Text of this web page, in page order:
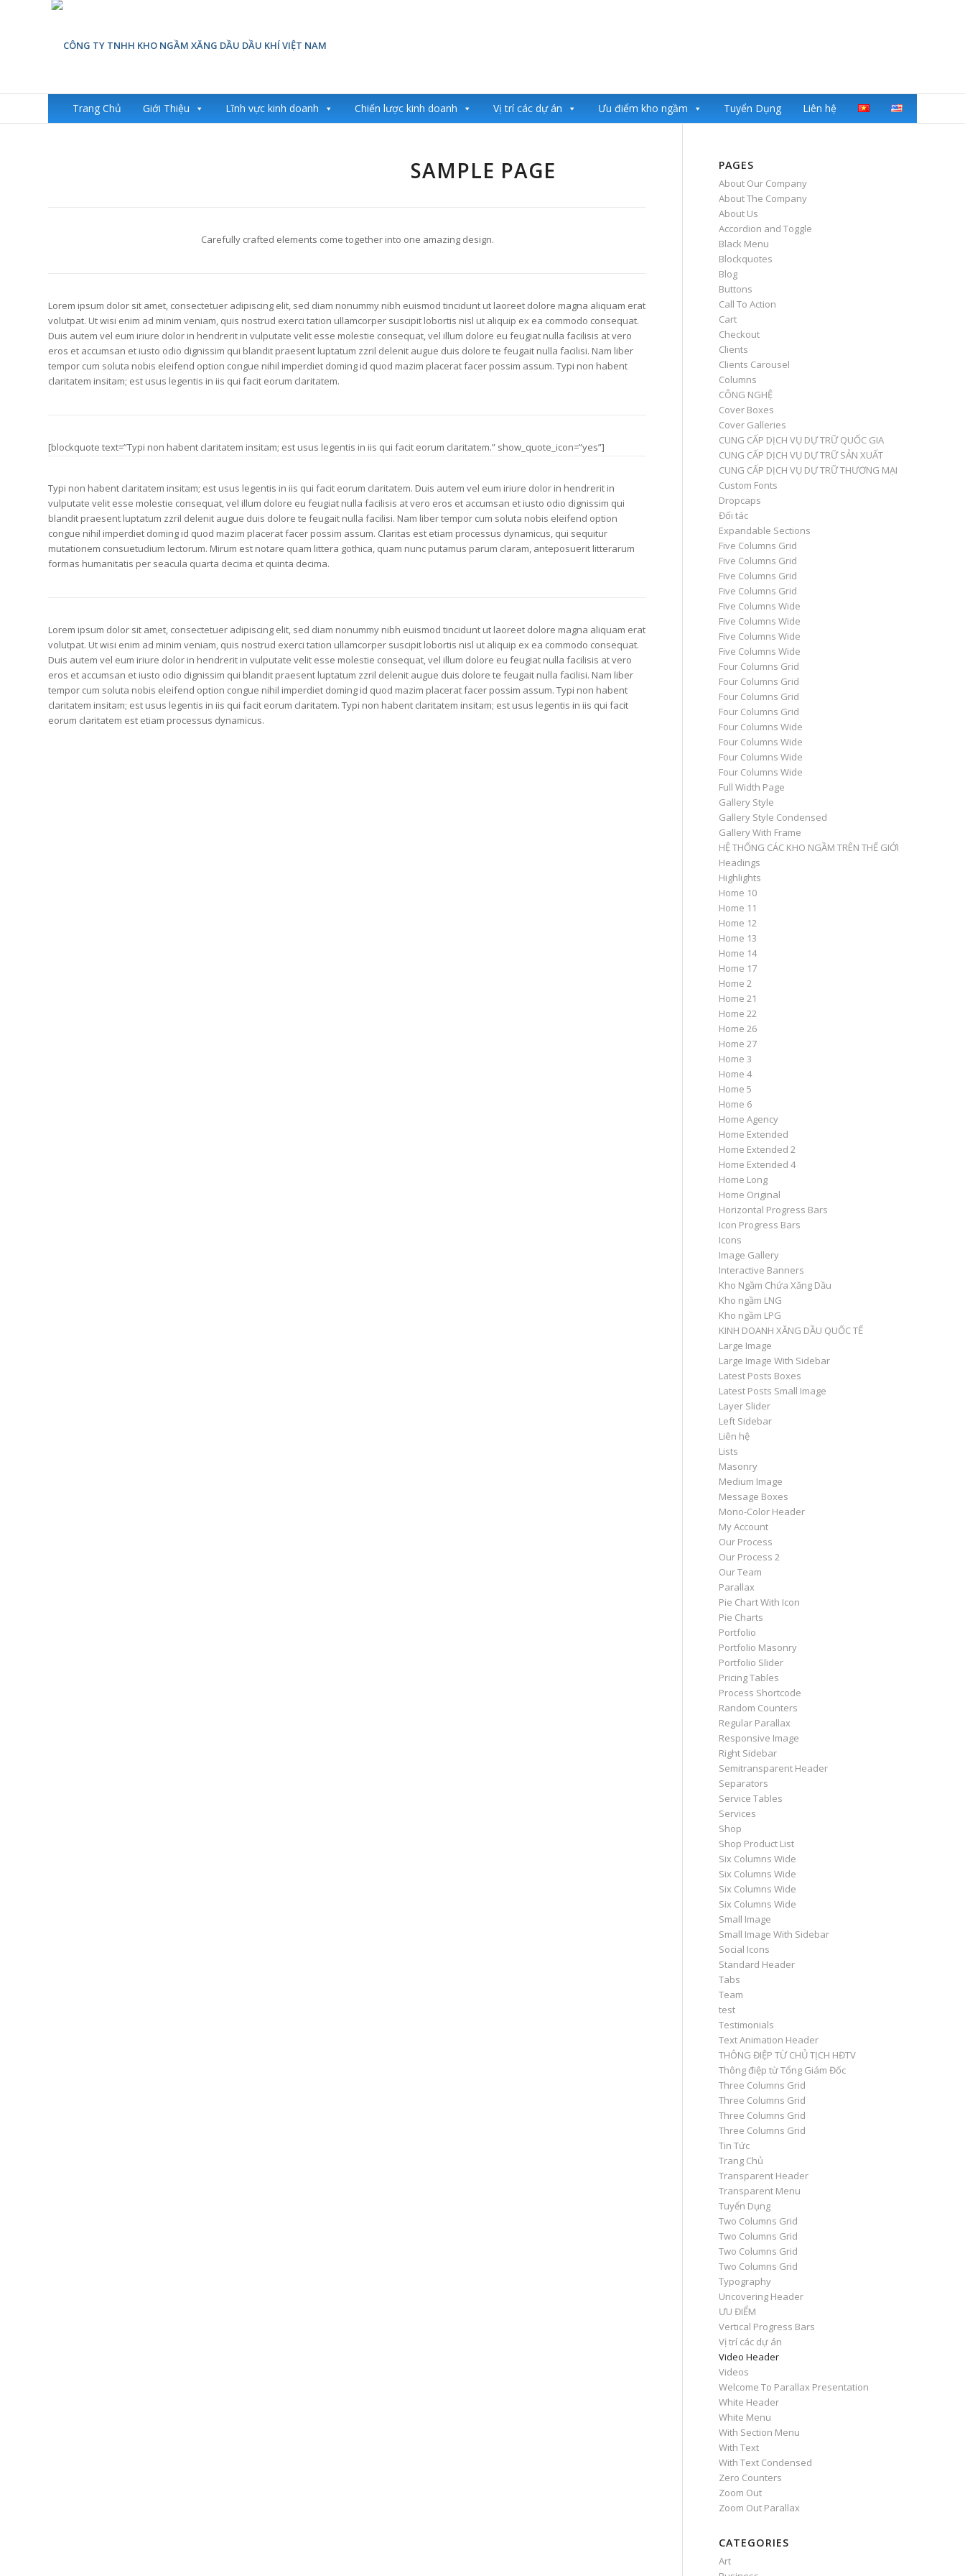
Trang Chủ Giới Thiệu Lĩnh vực kinh doanh Chiến lược kinh doanh Vị trí các dự án Ưu điểm kho ngầm Tuyển Dụng Liên hệ
SAMPLE PAGE
Carefully crafted elements come together into one amazing design.
Lorem ipsum dolor sit amet, consectetuer adipiscing elit, sed diam nonummy nibh euismod tincidunt ut laoreet dolore magna aliquam erat
volutpat. Ut wisi enim ad minim veniam, quis nostrud exerci tation ullamcorper suscipit lobortis nisl ut aliquip ex ea commodo consequat.
Duis autem vel eum iriure dolor in hendrerit in vulputate velit esse molestie consequat, vel illum dolore eu feugiat nulla facilisis at vero
eros et accumsan et iusto odio dignissim qui blandit praesent luptatum zzril delenit augue duis dolore te feugait nulla facilisi. Nam liber
tempor cum soluta nobis eleifend option congue nihil imperdiet doming id quod mazim placerat facer possim assum. Typi non habent
claritatem insitam; est usus legentis in iis qui facit eorum claritatem.
[blockquote text=”Typi non habent claritatem insitam; est usus legentis in iis qui facit eorum claritatem.” show_quote_icon=”yes”]
Typi non habent claritatem insitam; est usus legentis in iis qui facit eorum claritatem. Duis autem vel eum iriure dolor in hendrerit in
vulputate velit esse molestie consequat, vel illum dolore eu feugiat nulla facilisis at vero eros et accumsan et iusto odio dignissim qui
blandit praesent luptatum zzril delenit augue duis dolore te feugait nulla facilisi. Nam liber tempor cum soluta nobis eleifend option
congue nihil imperdiet doming id quod mazim placerat facer possim assum. Claritas est etiam processus dynamicus, qui sequitur
mutationem consuetudium lectorum. Mirum est notare quam littera gothica, quam nunc putamus parum claram, anteposuerit litterarum
formas humanitatis per seacula quarta decima et quinta decima.
Lorem ipsum dolor sit amet, consectetuer adipiscing elit, sed diam nonummy nibh euismod tincidunt ut laoreet dolore magna aliquam erat
volutpat. Ut wisi enim ad minim veniam, quis nostrud exerci tation ullamcorper suscipit lobortis nisl ut aliquip ex ea commodo consequat.
Duis autem vel eum iriure dolor in hendrerit in vulputate velit esse molestie consequat, vel illum dolore eu feugiat nulla facilisis at vero
eros et accumsan et iusto odio dignissim qui blandit praesent luptatum zzril delenit augue duis dolore te feugait nulla facilisi. Nam liber
tempor cum soluta nobis eleifend option congue nihil imperdiet doming id quod mazim placerat facer possim assum. Typi non habent
claritatem insitam; est usus legentis in iis qui facit eorum claritatem. Typi non habent claritatem insitam; est usus legentis in iis qui facit
eorum claritatem est etiam processus dynamicus.
PAGES
About Our Company
About The Company
About Us
Accordion and Toggle
Black Menu
Blockquotes
Blog
Buttons
Call To Action
Cart
Checkout
Clients
Clients Carousel
Columns
CÔNG NGHỆ
Cover Boxes
Cover Galleries
CUNG CẤP DỊCH VỤ DỰ TRỮ QUỐC GIA
CUNG CẤP DỊCH VỤ DỰ TRỮ SẢN XUẤT
CUNG CẤP DỊCH VỤ DỰ TRỮ THƯƠNG MẠI
Custom Fonts
Dropcaps
Đối tác
Expandable Sections
Five Columns Grid
Five Columns Grid
Five Columns Grid
Five Columns Grid
Five Columns Wide
Five Columns Wide
Five Columns Wide
Five Columns Wide
Four Columns Grid
Four Columns Grid
Four Columns Grid
Four Columns Grid
Four Columns Wide
Four Columns Wide
Four Columns Wide
Four Columns Wide
Full Width Page
Gallery Style
Gallery Style Condensed
Gallery With Frame
HỆ THỐNG CÁC KHO NGẦM TRÊN THẾ GIỚI
Headings
Highlights
Home 10
Home 11
Home 12
Home 13
Home 14
Home 17
Home 2
Home 21
Home 22
Home 26
Home 27
Home 3
Home 4
Home 5
Home 6
Home Agency
Home Extended
Home Extended 2
Home Extended 4
Home Long
Home Original
Horizontal Progress Bars
Icon Progress Bars
Icons
Image Gallery
Interactive Banners
Kho Ngầm Chứa Xăng Dầu
Kho ngầm LNG
Kho ngầm LPG
KINH DOANH XĂNG DẦU QUỐC TẾ
Large Image
Large Image With Sidebar
Latest Posts Boxes
Latest Posts Small Image
Layer Slider
Left Sidebar
Liên hệ
Lists
Masonry
Medium Image
Message Boxes
Mono-Color Header
My Account
Our Process
Our Process 2
Our Team
Parallax
Pie Chart With Icon
Pie Charts
Portfolio
Portfolio Masonry
Portfolio Slider
Pricing Tables
Process Shortcode
Random Counters
Regular Parallax
Responsive Image
Right Sidebar
Semitransparent Header
Separators
Service Tables
Services
Shop
Shop Product List
Six Columns Wide
Six Columns Wide
Six Columns Wide
Six Columns Wide
Small Image
Small Image With Sidebar
Social Icons
Standard Header
Tabs
Team
test
Testimonials
Text Animation Header
THÔNG ĐIỆP TỪ CHỦ TỊCH HĐTV
Thông điệp từ Tổng Giám Đốc
Three Columns Grid
Three Columns Grid
Three Columns Grid
Three Columns Grid
Tin Tức
Trang Chủ
Transparent Header
Transparent Menu
Tuyển Dụng
Two Columns Grid
Two Columns Grid
Two Columns Grid
Two Columns Grid
Typography
Uncovering Header
ƯU ĐIỂM
Vertical Progress Bars
Vị trí các dự án
Video Header
Videos
Welcome To Parallax Presentation
White Header
White Menu
With Section Menu
With Text
With Text Condensed
Zero Counters
Zoom Out
Zoom Out Parallax
CATEGORIES
Art